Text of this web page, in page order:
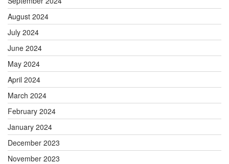
August 2024
July 2024
June 2024
May 2024
April 2024
March 2024
February 2024
January 2024
December 2023
November 2023